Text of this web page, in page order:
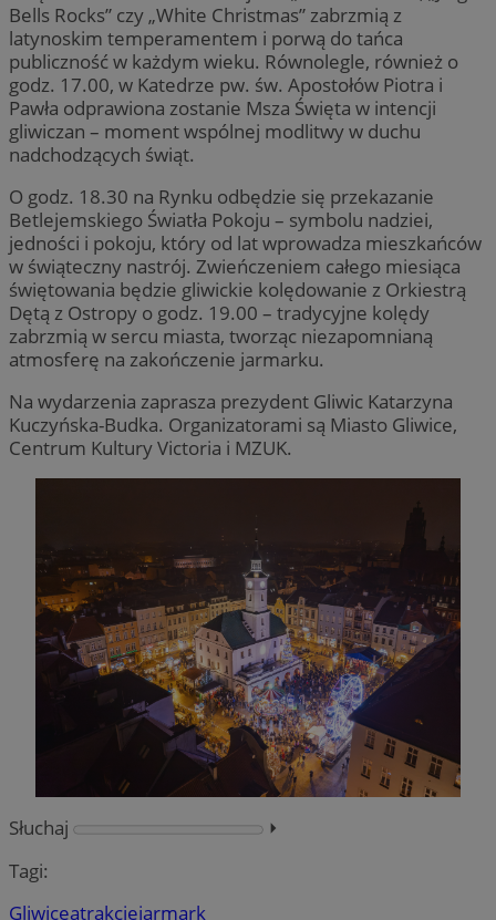
Bells Rocks” czy „White Christmas” zabrzmią z
latynoskim temperamentem i porwą do tańca
publiczność w każdym wieku. Równolegle, również o
godz. 17.00, w Katedrze pw. św. Apostołów Piotra i
Pawła odprawiona zostanie Msza Święta w intencji
gliwiczan – moment wspólnej modlitwy w duchu
nadchodzących świąt.
O godz. 18.30 na Rynku odbędzie się przekazanie
Betlejemskiego Światła Pokoju – symbolu nadziei,
jedności i pokoju, który od lat wprowadza mieszkańców
w świąteczny nastrój. Zwieńczeniem całego miesiąca
świętowania będzie gliwickie kolędowanie z Orkiestrą
Dętą z Ostropy o godz. 19.00 – tradycyjne kolędy
zabrzmią w sercu miasta, tworząc niezapomnianą
atmosferę na zakończenie jarmarku.
Na wydarzenia zaprasza prezydent Gliwic Katarzyna
Kuczyńska-Budka. Organizatorami są Miasto Gliwice,
Centrum Kultury Victoria i MZUK.
Słuchaj
⏵︎
Tagi:
Gliwiceatrakcjejarmark